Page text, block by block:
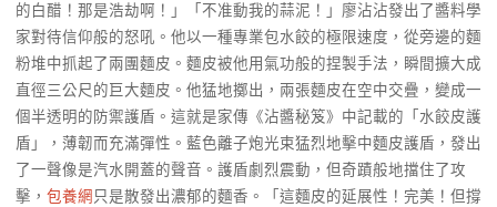
的白醋！那是浩劫啊！」「不准動我的蒜泥！」廖沾沾發出了醬料學
家對待信仰般的怒吼。他以一種專業包水餃的極限速度，從旁邊的麵
粉堆中抓起了兩團麵皮。麵皮被他用氣功般的捏製手法，瞬間擴大成
直徑三公尺的巨大麵皮。他猛地擲出，兩張麵皮在空中交疊，變成一
個半透明的防禦護盾。這就是家傳《沾醬秘笈》中記載的「水餃皮護
盾」，薄韌而充滿彈性。藍色離子炮光束猛烈地擊中麵皮護盾，發出
了一聲像是汽水開蓋的聲音。護盾劇烈震動，但奇蹟般地擋住了攻
擊， 包養網 只是散發出濃郁的麵香。「這麵皮的延展性！完美！但撐